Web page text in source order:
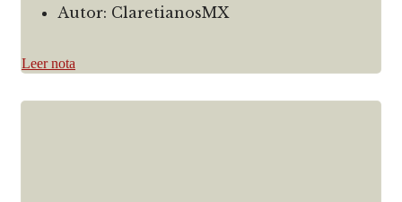
Autor: ClaretianosMX
Leer nota